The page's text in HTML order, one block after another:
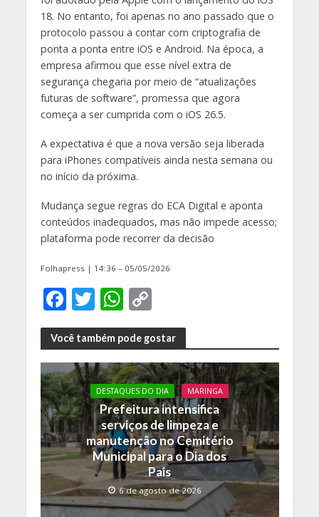
18. No entanto, foi apenas no ano passado que o
protocolo passou a contar com criptografia de
ponta a ponta entre iOS e Android. Na época, a
empresa afirmou que esse nível extra de
segurança chegaria por meio de “atualizações
futuras de software”, promessa que agora
começa a ser cumprida com o iOS 26.5.
A expectativa é que a nova versão seja liberada
para iPhones compatíveis ainda nesta semana ou
no início da próxima.
Mudança segue regras do ECA Digital e aponta
conteúdos inadequados, mas não impede acesso;
plataforma pode recorrer da decisão
Folhapress | 14:36 – 05/05/2026
F
ac
e
b
o
o
k
T
w
itt
er
W
h
at
s
A
p
p
C
o
p
y
Li
n
k
Você também pode gostar
DESTAQUES DO DIA MARINGA
Prefeitura intensifica
serviços de limpeza e
manutenção no Cemitério
Municipal para o Dia dos
Pais
6 de agosto de 2026